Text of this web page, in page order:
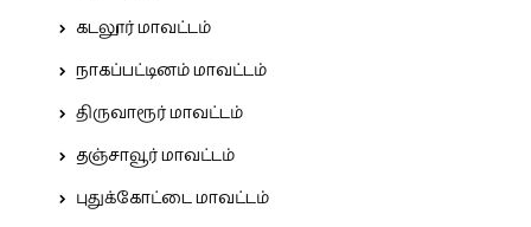
கடலூர் மாவட்டம்
நாகப்பட்டினம் மாவட்டம்
திருவாரூர் மாவட்டம்
தஞ்சாவூர் மாவட்டம்
புதுக்கோட்டை மாவட்டம்